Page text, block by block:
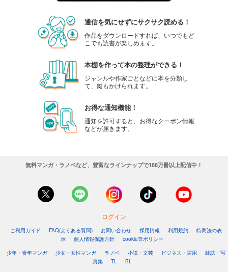
通信を気にせずにサクサク読める！
作品をダウンロードすれば、いつでもど
こでも読書が楽しめます。
本棚を作って本の整理ができる！
ジャンルや作家ごとなどに本を分類し
て、鍵もかけられます。
お得な通知機能！
通知を許可すると、お得なクーポン情報
などが届きます。
無料マンガ・ラノベなど、豊富なラインナップで188万冊以上配信中！
ログイン
ご利用ガイド FAQ(よくある質問) お問い合わせ 採用情報 利用規約
特商法の表
示
個人情報保護方針
cookie等ポリシー
少年・青年マンガ
少女・女性マンガ ラノベ 小説・文芸 ビジネス・実用
雑誌・写
真集
TL BL